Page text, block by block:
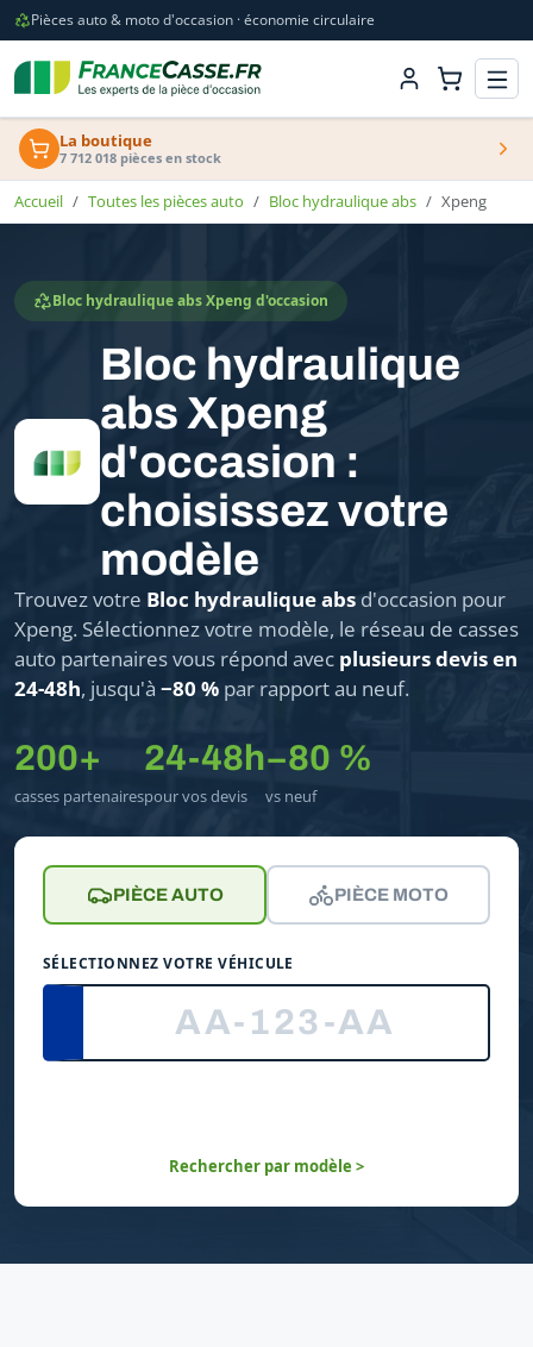
Pièces auto & moto d'occasion · économie circulaire
La boutique
7 712 018 pièces en stock
Accueil Toutes les pièces auto Bloc hydraulique abs Xpeng
Bloc hydraulique abs Xpeng d'occasion
Bloc hydraulique
abs Xpeng
d'occasion :
choisissez votre
modèle
Trouvez votre Bloc hydraulique abs d'occasion pour
Xpeng. Sélectionnez votre modèle, le réseau de casses
auto partenaires vous répond avec plusieurs devis en
24-48h, jusqu'à −80 % par rapport au neuf.
200+
casses partenaires
24-48h
pour vos devis
−80 %
vs neuf
PIÈCE AUTO PIÈCE MOTO
SÉLECTIONNEZ VOTRE VÉHICULE
Rechercher par modèle >